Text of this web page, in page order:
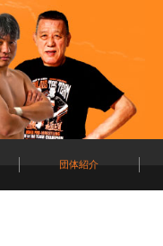
団体紹介